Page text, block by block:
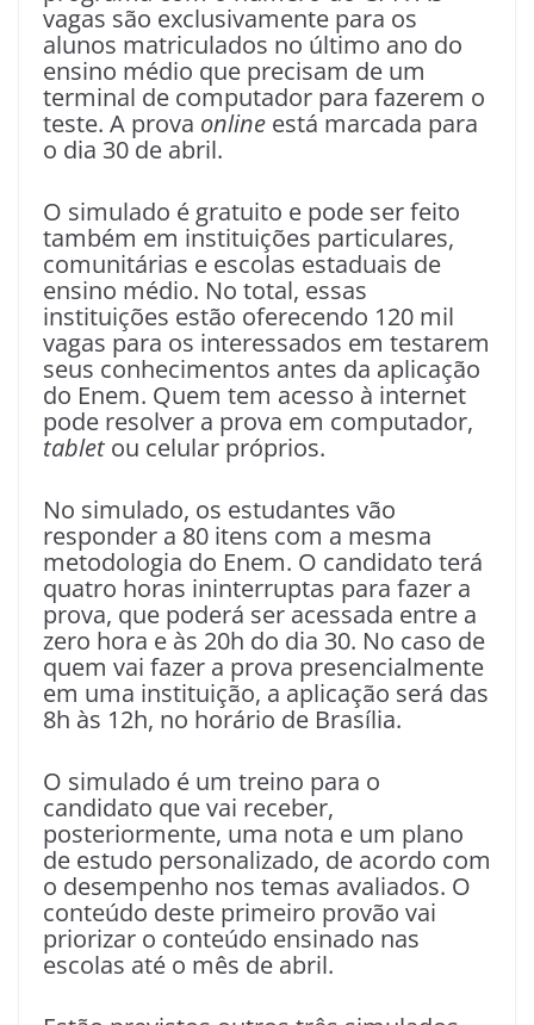
vagas são exclusivamente para os
alunos matriculados no último ano do
ensino médio que precisam de um
terminal de computador para fazerem o
teste. A prova online está marcada para
o dia 30 de abril.
O simulado é gratuito e pode ser feito
também em instituições particulares,
comunitárias e escolas estaduais de
ensino médio. No total, essas
instituições estão oferecendo 120 mil
vagas para os interessados em testarem
seus conhecimentos antes da aplicação
do Enem. Quem tem acesso à internet
pode resolver a prova em computador,
tablet ou celular próprios.
No simulado, os estudantes vão
responder a 80 itens com a mesma
metodologia do Enem. O candidato terá
quatro horas ininterruptas para fazer a
prova, que poderá ser acessada entre a
zero hora e às 20h do dia 30. No caso de
quem vai fazer a prova presencialmente
em uma instituição, a aplicação será das
8h às 12h, no horário de Brasília.
O simulado é um treino para o
candidato que vai receber,
posteriormente, uma nota e um plano
de estudo personalizado, de acordo com
o desempenho nos temas avaliados. O
conteúdo deste primeiro provão vai
priorizar o conteúdo ensinado nas
escolas até o mês de abril.